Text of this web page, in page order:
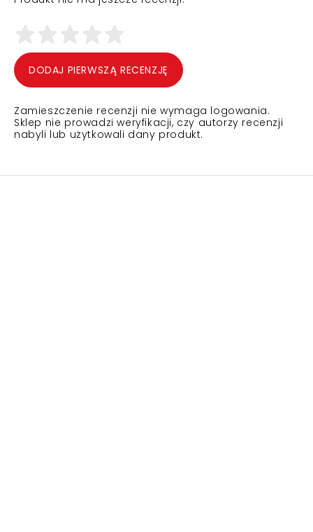
DODAJ PIERWSZĄ RECENZJĘ
Zamieszczenie recenzji nie wymaga logowania.
Sklep nie prowadzi weryfikacji, czy autorzy recenzji
nabyli lub użytkowali dany produkt.